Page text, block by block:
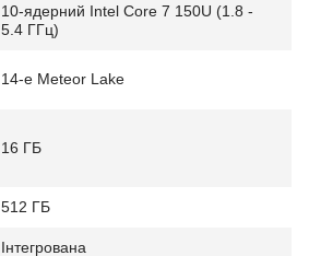
10-ядерний Intel Core 7 150U (1.8 -
5.4 ГГц)
14-e Meteor Lake
16 ГБ
512 ГБ
Інтегрована